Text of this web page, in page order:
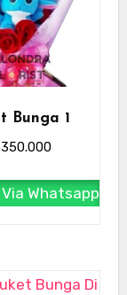
Bunga 1
350.000
Whatsapp